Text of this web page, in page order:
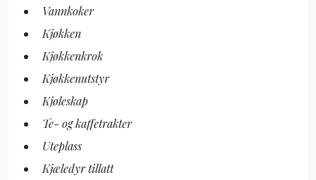
Vannkoker
Kjøkken
Kjøkkenkrok
Kjøkkenutstyr
Kjøleskap
Te- og kaffetrakter
Uteplass
Kjæledyr tillatt